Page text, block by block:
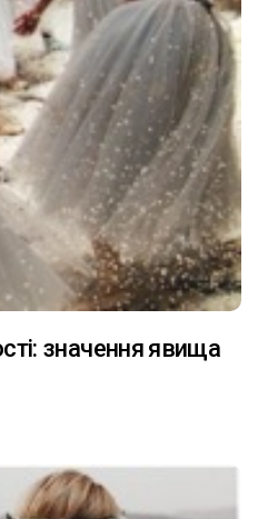
значення явища